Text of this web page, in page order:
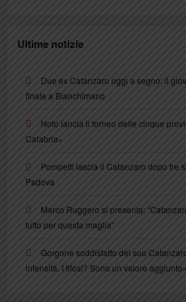
Ultime notizie
Due ex Catanzaro oggi a segno: il
finale a Bianchimano
Noto lancia il torneo delle cinque
Calabria»
Pompetti lascia il Catanzaro dopo tre
Padova
Marco Ruggero si presenta:
tutto per questa maglia”
Gorgone soddisfatto del suo
intensità. I tifosi? Sono un valore aggiunto»